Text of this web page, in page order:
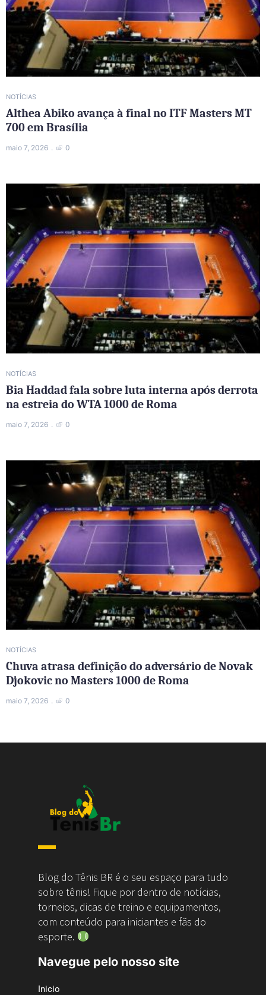
NOTÍCIAS
Althea Abiko avança à final no ITF Masters MT
700 em Brasília
maio 7, 2026 0
NOTÍCIAS
Bia Haddad fala sobre luta interna após derrota
na estreia do WTA 1000 de Roma
maio 7, 2026 0
NOTÍCIAS
Chuva atrasa definição do adversário de Novak
Djokovic no Masters 1000 de Roma
maio 7, 2026 0
Blog do Tênis BR é o seu espaço para tudo
sobre tênis! Fique por dentro de notícias,
torneios, dicas de treino e equipamentos,
com conteúdo para iniciantes e fãs do
esporte.
Navegue pelo nosso site
Inicio